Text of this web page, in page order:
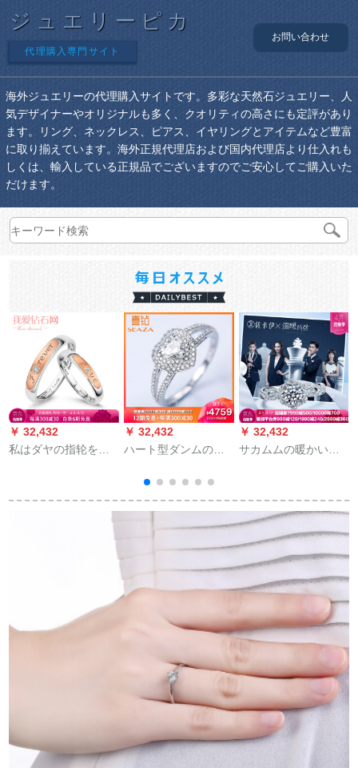
ジュエリーピカ
代理購入専門サイト
お問い合わせ
海外ジュエリーの代理購入サイトです。多彩な天然石ジュエリー、人
気デザイナーやオリジナルも多く、クオリティの高さにも定評があり
ます。リング、ネックレス、ピアス、イヤリングとアイテムなど豊富
に取り揃えています。海外正規代理店および国内代理店より仕入れも
しくは、輸入している正規品でございますのでご安心してご購入いた
だけます。
￥ 32,432
私はダヤの指轮を爱
婚指輪foreverを指輪
￥ 32,432
ハート型ダンムの指
ダンナの指輪白18 K
金57点H色(33+24)
￥ 32,432
サカムムの暖かい弦
初雪は全部で33時
(15+18)D-E/SI少量の
現物です。